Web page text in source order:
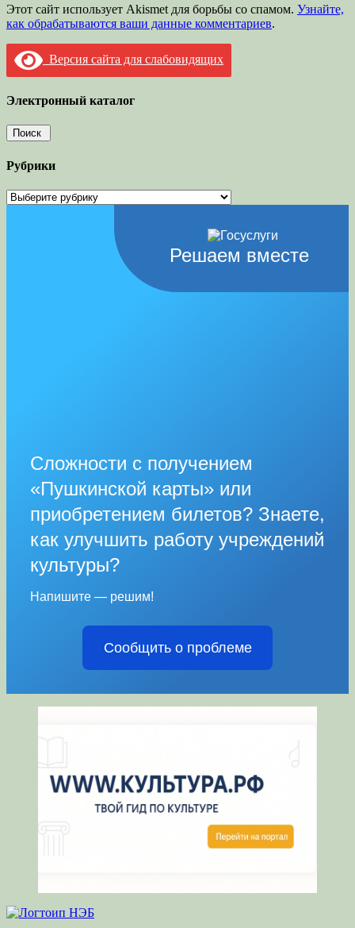
Этот сайт использует Akismet для борьбы со спамом. Узнайте,
как обрабатываются ваши данные комментариев.
Версия сайта для слабовидящих
Электронный каталог
Рубрики
Рубрики
Решаем вместе
Сложности с получением
«Пушкинской карты» или
приобретением билетов? Знаете,
как улучшить работу учреждений
культуры?
Напишите — решим!
Сообщить о проблеме